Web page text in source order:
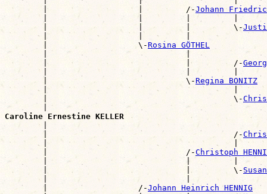
        |                   |         /-
Johann Friedrich
|                   |         |         |
        |                   |         |         \-
|                   |         |
        |                   \-
Rosina GÖTHEL
|                             |
        |                             |         /-
|                             |         |
        |                             \-
Regina BONITZ
|                                       |
        |                                       \-
|
Caroline Ernestine KELLER
|
        |                                       /-
|                                       |
        |                             /-
Christoph
|                             |         |
        |                             |         \-
|                             |
        |                   /-
Johann Heinrich HENNIG